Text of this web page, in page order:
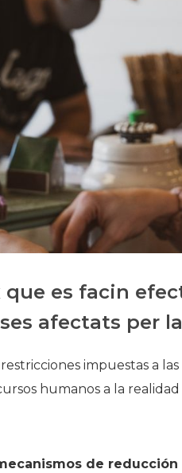
es facin
afectats per
impuestas a
humanos a la realidad
de